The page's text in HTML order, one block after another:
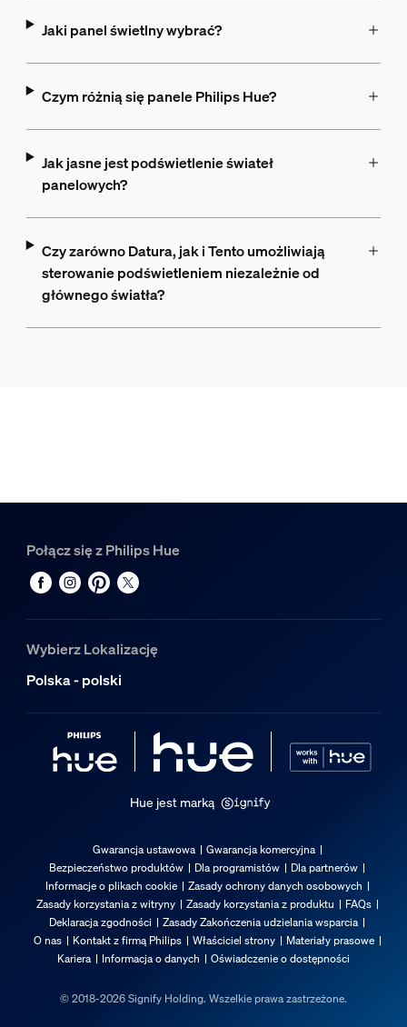
Jaki panel świetlny wybrać?
Czym różnią się panele Philips Hue?
Jak jasne jest podświetlenie świateł
panelowych?
Czy zarówno Datura, jak i Tento umożliwiają
sterowanie podświetleniem niezależnie od
głównego światła?
Połącz się z Philips Hue
Wybierz Lokalizację
Polska - polski
Hue jest marką
Gwarancja ustawowa
Gwarancja komercyjna
Bezpieczeństwo produktów
Dla programistów
Dla partnerów
Informacje o plikach cookie
Zasady ochrony danych osobowych
Zasady korzystania z witryny
Zasady korzystania z produktu
FAQs
Deklaracja zgodności
Zasady Zakończenia udzielania wsparcia
O nas
Kontakt z firmą Philips Właściciel strony
Materiały prasowe
Kariera
Informacja o danych Oświadczenie o dostępności
© 2018-2026 Signify Holding. Wszelkie prawa zastrzeżone.